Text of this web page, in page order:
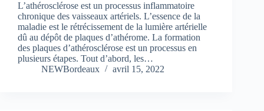
L’athérosclérose est un processus inflammatoire
chronique des vaisseaux artériels. L’essence de la
maladie est le rétrécissement de la lumière artérielle
dû au dépôt de plaques d’athérome. La formation
des plaques d’athérosclérose est un processus en
plusieurs étapes. Tout d’abord, les…
NEWBordeaux
avril 15, 2022